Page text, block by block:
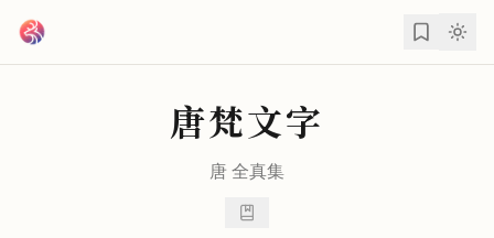
唐梵文字
唐全真集